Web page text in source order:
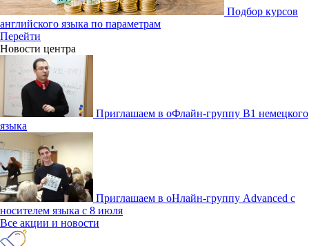
Подбор курсов
английского языка по параметрам
Перейти
Новости центра
Приглашаем в оФлайн-группу В1 немецкого
языка
Приглашаем в оНлайн-группу Advanced с
носителем языка с 8 июля
Все акции и новости